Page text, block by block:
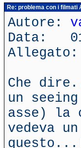
Re: problema con i filmati
Autore:
Data:
Che
un
asse) la
vedeva